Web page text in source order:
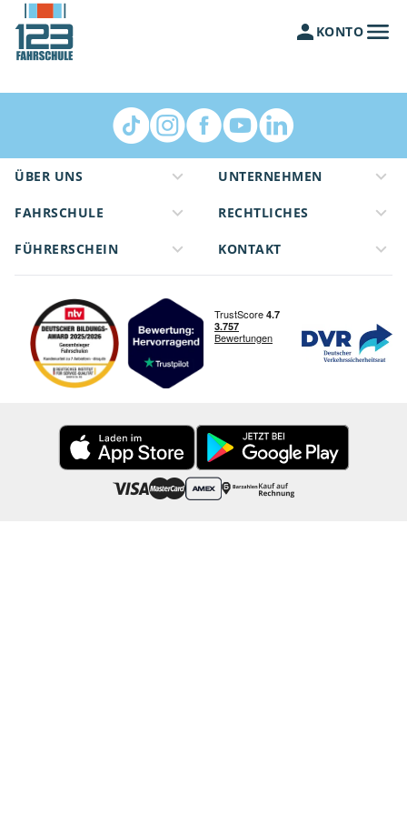
KONTO
ÜBER UNS
FAHRSCHULE
FÜHRERSCHEIN
UNTERNEHMEN
RECHTLICHES
KONTAKT